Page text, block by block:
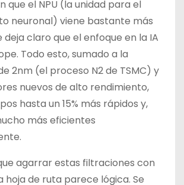
que el NPU (la unidad para el
neuronal) viene bastante más
deja claro que el enfoque en la IA
Todo esto, sumado a la
2nm (el proceso N2 de TSMC) y
nuevos de alto rendimiento,
hasta un 15% más rápidos y,
más eficientes
agarrar estas filtraciones con
hoja de ruta parece lógica. Se